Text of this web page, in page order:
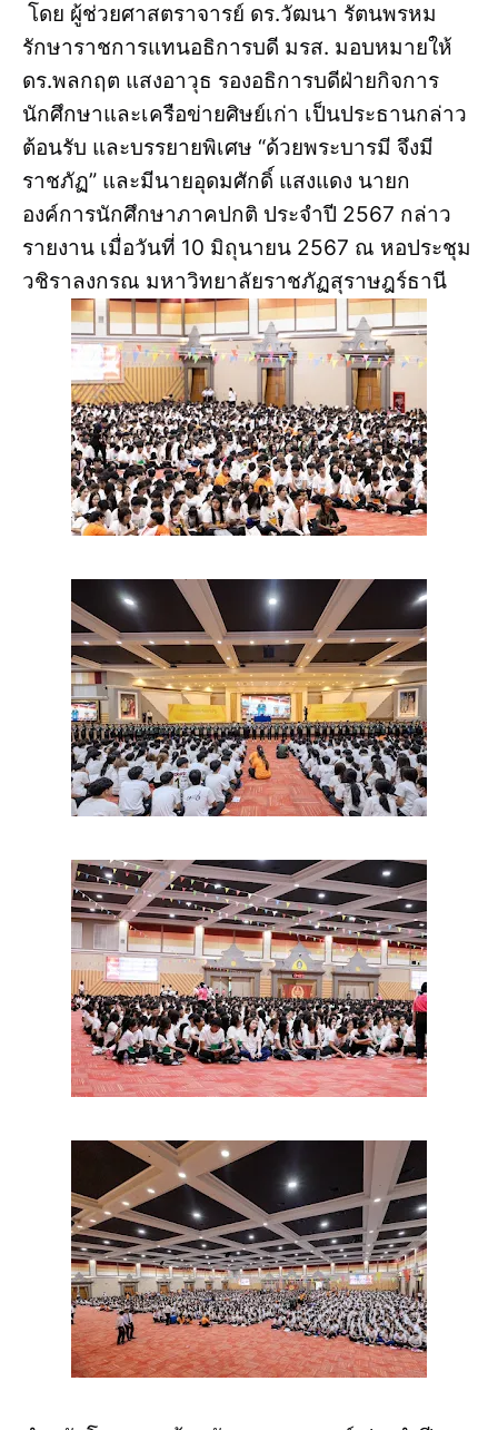
โดย ผู้ช่วยศาสตราจารย์ ดร.วัฒนา รัตนพรหม
รักษาราชการแทนอธิการบดี มรส. มอบหมายให้
ดร.พลกฤต แสงอาวุธ รองอธิการบดีฝ่ายกิจการ
นักศึกษาและเครือข่ายศิษย์เก่า เป็นประธานกล่าว
ต้อนรับ และบรรยายพิเศษ “ด้วยพระบารมี จึงมี
ราชภัฏ” และมีนายอุดมศักดิ์ แสงแดง นายก
องค์การนักศึกษาภาคปกติ ประจำปี 2567 กล่าว
รายงาน เมื่อวันที่ 10 มิถุนายน 2567 ณ หอประชุม
วชิราลงกรณ มหาวิทยาลัยราชภัฏสุราษฎร์ธานี